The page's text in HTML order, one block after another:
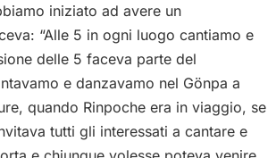
iniziato ad avere un
“Alle 5 in ogni luogo cantiamo e
delle 5 faceva parte del
e danzavamo nel Gönpa a
quando Rinpoche era in viaggio, se
tutti gli interessati a cantare e